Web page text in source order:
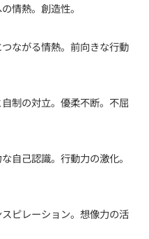
情熱。創造性。
つながる情熱。前向きな行動
自制の対立。優柔不断。不屈
な自己認識。行動力の激化。
スピレーション。想像力の活